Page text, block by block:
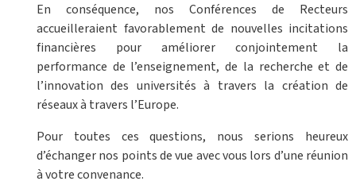
En conséquence, nos Conférences de Recteurs
accueilleraient favorablement de nouvelles incitations
financières pour améliorer conjointement la
performance de l’enseignement, de la recherche et de
l’innovation des universités à travers la création de
réseaux à travers l’Europe.
Pour toutes ces questions, nous serions heureux
d’échanger nos points de vue avec vous lors d’une réunion
à votre convenance.